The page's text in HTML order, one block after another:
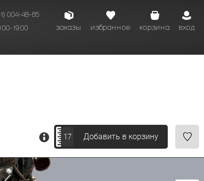
004-48-85
19:00
вход
корзина
избранное
заказы
17 Добавить в корзину